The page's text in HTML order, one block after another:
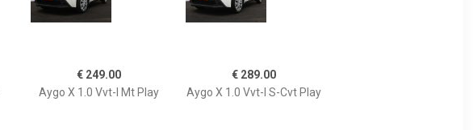
€ 249.00
Aygo X 1.0 Vvt-I Mt Play
€ 289.00
Aygo X 1.0 Vvt-I S-Cvt Play